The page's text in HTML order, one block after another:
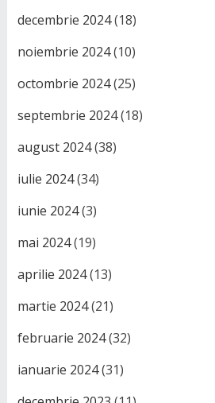
decembrie 2024(18)
noiembrie 2024(10)
octombrie 2024(25)
septembrie 2024(18)
august 2024(38)
iulie 2024(34)
iunie 2024(3)
mai 2024(19)
aprilie 2024(13)
martie 2024(21)
februarie 2024(32)
ianuarie 2024(31)